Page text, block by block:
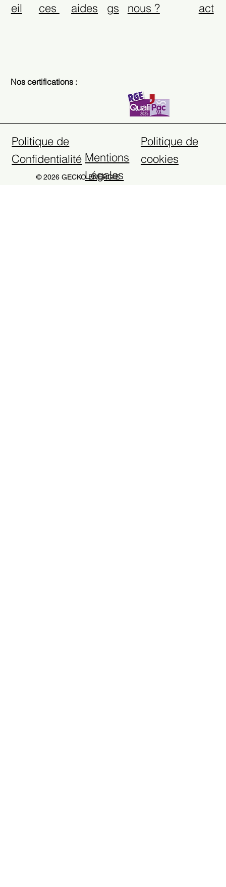
eil
ces
aides
gs
nous ?
act
Nos certifications :
© 2026 GECKO ENERGIE
Politique de
Confidentialité
Politique de
cookies
Mentions
Légales